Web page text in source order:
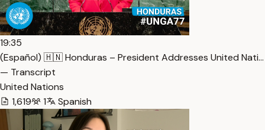
19:35
(Español) 🇭🇳 Honduras – President Addresses United Nati…
— Transcript
United Nations
1,619
1 Spanish